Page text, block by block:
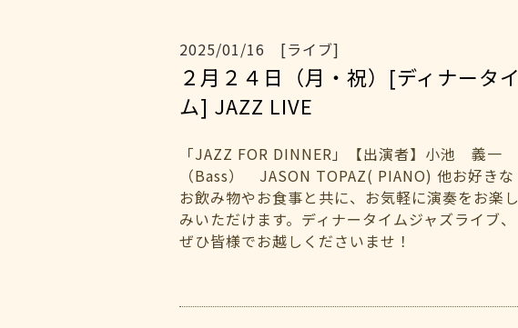
2025/01/16 [ライブ]
２月２４日（月・祝）[ディナータイ
ム] JAZZ LIVE
「JAZZ FOR DINNER」【出演者】小池 義一
（Bass） JASON TOPAZ( PIANO) 他お好きな
お飲み物やお食事と共に、お気軽に演奏をお楽し
みいただけます。ディナータイムジャズライブ、
ぜひ皆様でお越しくださいませ！